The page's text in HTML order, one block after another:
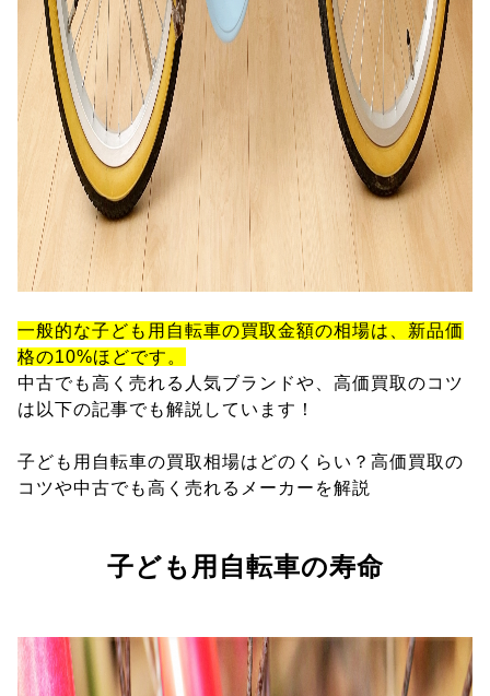
一般的な子ども用自転車の買取金額の相場は、新品価
格の10%ほどです。
中古でも高く売れる人気ブランドや、高価買取のコツ
は以下の記事でも解説しています！
子ども用自転車の買取相場はどのくらい？高価買取の
コツや中古でも高く売れるメーカーを解説
子ども用自転車の寿命